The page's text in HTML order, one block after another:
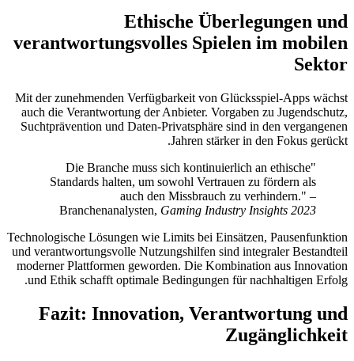
Ethische Überlegungen und
verantwortungsvolles Spielen im mobilen
Sektor
Mit der zunehmenden Verfügbarkeit von Glücksspiel-Apps wächst
auch die Verantwortung der Anbieter. Vorgaben zu Jugendschutz,
Suchtprävention und Daten-Privatsphäre sind in den vergangenen
Jahren stärker in den Fokus gerückt.
"Die Branche muss sich kontinuierlich an ethische
Standards halten, um sowohl Vertrauen zu fördern als
auch den Missbrauch zu verhindern." –
Branchenanalysten, Gaming Industry Insights 2023
Technologische Lösungen wie Limits bei Einsätzen, Pausenfunktion
und verantwortungsvolle Nutzungshilfen sind integraler Bestandteil
moderner Plattformen geworden. Die Kombination aus Innovation
und Ethik schafft optimale Bedingungen für nachhaltigen Erfolg.
Fazit: Innovation, Verantwortung und
Zugänglichkeit